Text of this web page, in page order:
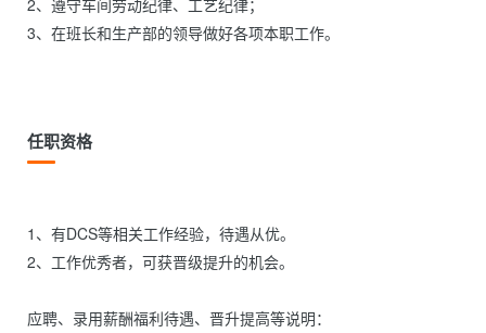
3、在班长和生产部的领导做好各项本职工作。
任职资格
1、有DCS等相关工作经验，待遇从优。
2、工作优秀者，可获晋级提升的机会。
应聘、录用薪酬福利待遇、晋升提高等说明：